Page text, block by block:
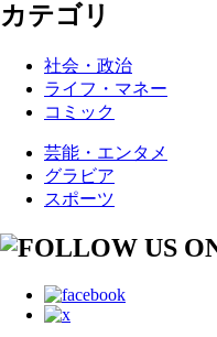
カテゴリ
社会・政治
ライフ・マネー
コミック
芸能・エンタメ
グラビア
スポーツ